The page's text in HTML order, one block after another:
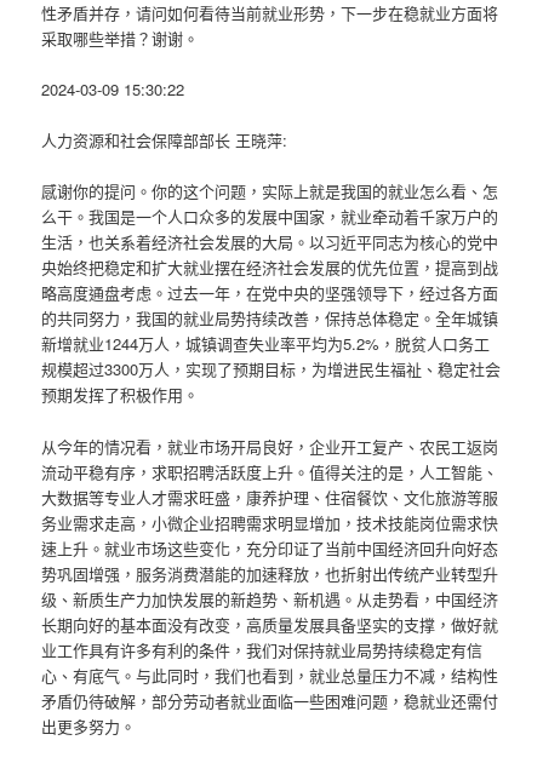
性矛盾并存，请问如何看待当前就业形势，下一步在稳就业方面将
采取哪些举措？谢谢。
2024-03-09 15:30:22
人力资源和社会保障部部长 王晓萍:
感谢你的提问。你的这个问题，实际上就是我国的就业怎么看、怎
么干。我国是一个人口众多的发展中国家，就业牵动着千家万户的
生活，也关系着经济社会发展的大局。以习近平同志为核心的党中
央始终把稳定和扩大就业摆在经济社会发展的优先位置，提高到战
略高度通盘考虑。过去一年，在党中央的坚强领导下，经过各方面
的共同努力，我国的就业局势持续改善，保持总体稳定。全年城镇
新增就业1244万人，城镇调查失业率平均为5.2%，脱贫人口务工
规模超过3300万人，实现了预期目标，为增进民生福祉、稳定社会
预期发挥了积极作用。
从今年的情况看，就业市场开局良好，企业开工复产、农民工返岗
流动平稳有序，求职招聘活跃度上升。值得关注的是，人工智能、
大数据等专业人才需求旺盛，康养护理、住宿餐饮、文化旅游等服
务业需求走高，小微企业招聘需求明显增加，技术技能岗位需求快
速上升。就业市场这些变化，充分印证了当前中国经济回升向好态
势巩固增强，服务消费潜能的加速释放，也折射出传统产业转型升
级、新质生产力加快发展的新趋势、新机遇。从走势看，中国经济
长期向好的基本面没有改变，高质量发展具备坚实的支撑，做好就
业工作具有许多有利的条件，我们对保持就业局势持续稳定有信
心、有底气。与此同时，我们也看到，就业总量压力不减，结构性
矛盾仍待破解，部分劳动者就业面临一些困难问题，稳就业还需付
出更多努力。